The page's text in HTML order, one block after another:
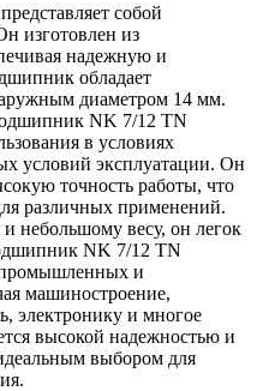
собой
изготовлен из
надежную и
обладает
диаметром 14 мм.
NK 7/12 TN
в условиях
условий эксплуатации. Он
точность работы, что
различных применений.
небольшому весу, он легок
NK 7/12 TN
промышленных и
машиностроение,
электронику и многое
высокой надежностью и
выбором для